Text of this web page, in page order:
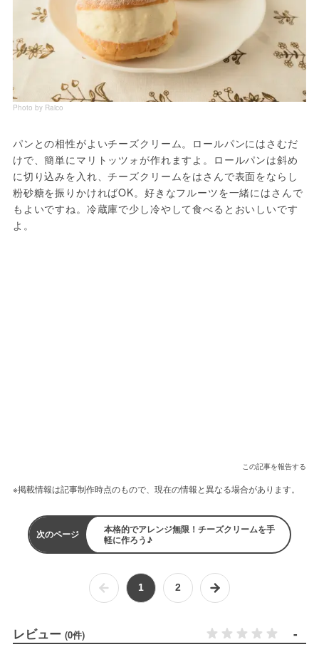
Photo by Raico
パンとの相性がよいチーズクリーム。ロールパンにはさむだ
けで、簡単にマリトッツォが作れますよ。ロールパンは斜め
に切り込みを入れ、チーズクリームをはさんで表面をならし
粉砂糖を振りかければOK。好きなフルーツを一緒にはさんで
もよいですね。冷蔵庫で少し冷やして食べるとおいしいです
よ。
この記事を報告する
※掲載情報は記事制作時点のもので、現在の情報と異なる場合があります。
次のページ
本格的でアレンジ無限！チーズクリームを手
軽に作ろう♪
1 2
レビュー (0件) -